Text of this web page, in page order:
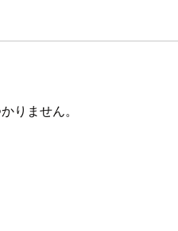
りません。